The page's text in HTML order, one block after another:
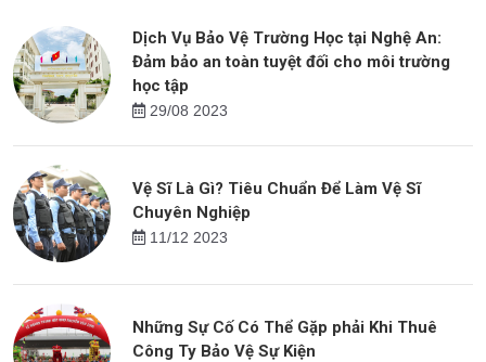
Dịch Vụ Bảo Vệ Trường Học tại Nghệ An:
Đảm bảo an toàn tuyệt đối cho môi trường
học tập
29/08 2023
Vệ Sĩ Là Gì? Tiêu Chuẩn Để Làm Vệ Sĩ
Chuyên Nghiệp
11/12 2023
Những Sự Cố Có Thể Gặp phải Khi Thuê
Công Ty Bảo Vệ Sự Kiện